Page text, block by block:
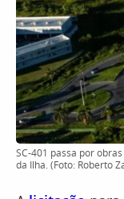
SC-401 passa por
da Ilha. (Foto: Roberto